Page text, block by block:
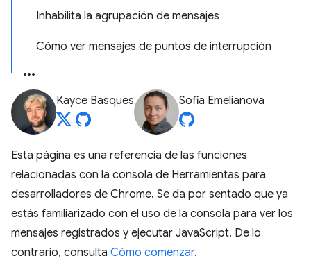
Inhabilita la agrupación de mensajes
Cómo ver mensajes de puntos de interrupción
Kayce Basques Sofia Emelianova
Esta página es una referencia de las funciones
relacionadas con la consola de Herramientas para
desarrolladores de Chrome. Se da por sentado que ya
estás familiarizado con el uso de la consola para ver los
mensajes registrados y ejecutar JavaScript. De lo
contrario, consulta Cómo comenzar.